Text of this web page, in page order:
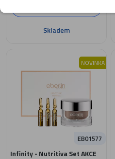
Skladem
NOVINKA
Infinity - Nutritiva Set AKCE
EB01577